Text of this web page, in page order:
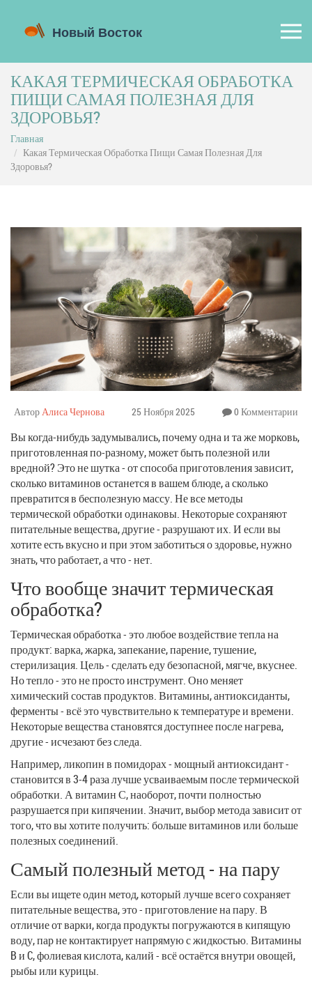
КАКАЯ ТЕРМИЧЕСКАЯ ОБРАБОТКА
ПИЩИ САМАЯ ПОЛЕЗНАЯ ДЛЯ
ЗДОРОВЬЯ?
Главная
Какая Термическая Обработка Пищи Самая Полезная Для
Здоровья?
АвторАлиса Чернова 25 Ноября 2025 0 Комментарии
Вы когда-нибудь задумывались, почему одна и та же морковь,
приготовленная по-разному, может быть полезной или
вредной? Это не шутка - от способа приготовления зависит,
сколько витаминов останется в вашем блюде, а сколько
превратится в бесполезную массу. Не все методы
термической обработки одинаковы. Некоторые сохраняют
питательные вещества, другие - разрушают их. И если вы
хотите есть вкусно и при этом заботиться о здоровье, нужно
знать, что работает, а что - нет.
Что вообще значит термическая
обработка?
Термическая обработка - это любое воздействие тепла на
продукт: варка, жарка, запекание, парение, тушение,
стерилизация. Цель - сделать еду безопасной, мягче, вкуснее.
Но тепло - это не просто инструмент. Оно меняет
химический состав продуктов. Витамины, антиоксиданты,
ферменты - всё это чувствительно к температуре и времени.
Некоторые вещества становятся доступнее после нагрева,
другие - исчезают без следа.
Например, ликопин в помидорах - мощный антиоксидант -
становится в 3-4 раза лучше усваиваемым после термической
обработки. А витамин С, наоборот, почти полностью
разрушается при кипячении. Значит, выбор метода зависит от
того, что вы хотите получить: больше витаминов или больше
полезных соединений.
Самый полезный метод - на пару
Если вы ищете один метод, который лучше всего сохраняет
питательные вещества, это - приготовление на пару. В
отличие от варки, когда продукты погружаются в кипящую
воду, пар не контактирует напрямую с жидкостью. Витамины
B и C, фолиевая кислота, калий - всё остаётся внутри овощей,
рыбы или курицы.